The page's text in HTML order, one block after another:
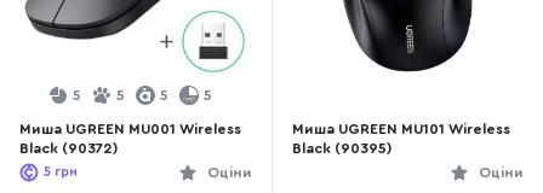
5 5 5 5
Миша UGREEN MU001 Wireless
Black (90372)
Оціни
5 грн
Миша UGREEN MU101 Wireless
Black (90395)
Оціни